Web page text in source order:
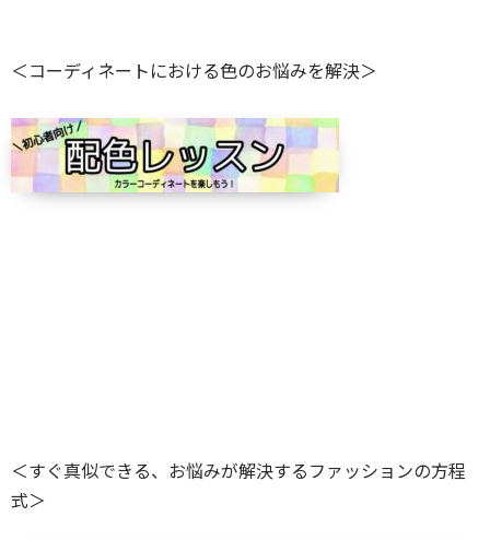
＜コーディネートにおける色のお悩みを解決＞
＜すぐ真似できる、お悩みが解決するファッションの方程
式＞